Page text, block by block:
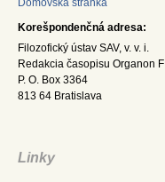
Domovská stránka
Korešpondenčná adresa:
Filozofický ústav SAV, v. v. i.
Redakcia časopisu Organon F
P. O. Box 3364
813 64 Bratislava
Linky